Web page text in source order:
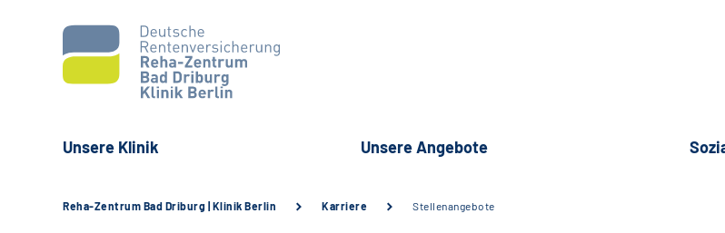
Unsere Klinik Unsere Angebote
Reha-Zentrum Bad Driburg | Klinik Berlin Karriere Stellenangebote